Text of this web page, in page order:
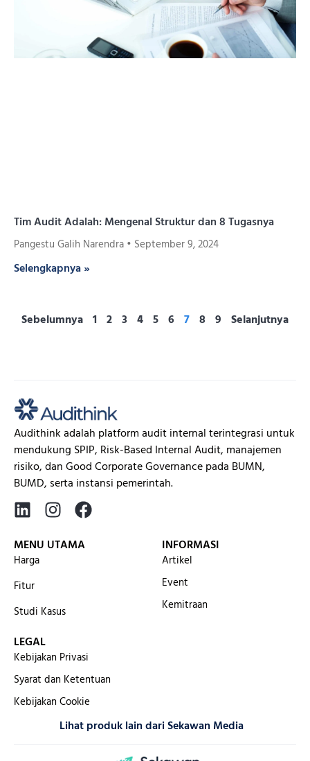
Tim Audit Adalah: Mengenal Struktur dan 8 Tugasnya
Pangestu Galih Narendra September 9, 2024
Selengkapnya »
Sebelumnya 1 2 3 4 5 6 7 8 9 Selanjutnya
Audithink adalah platform audit internal terintegrasi untuk
mendukung SPIP, Risk-Based Internal Audit, manajemen
risiko, dan Good Corporate Governance pada BUMN,
BUMD, serta instansi pemerintah.
MENU UTAMA
Harga
Fitur
Studi Kasus
INFORMASI
Artikel
Event
Kemitraan
LEGAL
Kebijakan Privasi
Syarat dan Ketentuan
Kebijakan Cookie
Lihat produk lain dari Sekawan Media